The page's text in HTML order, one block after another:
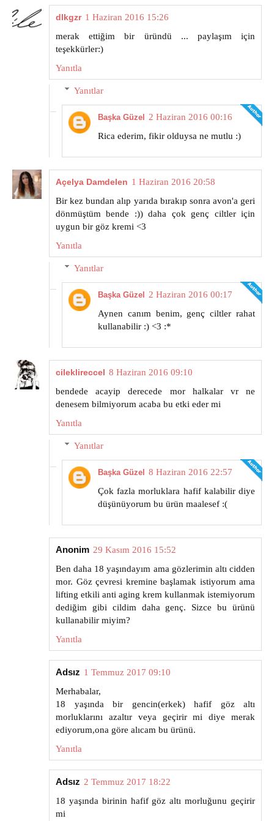
dlkgzr 1 Haziran 2016 15:26
merak ettiğim bir üründü ... paylaşım için
teşekkürler:)
Yanıtla
Yanıtlar
Başka Güzel 2 Haziran 2016 00:16
Rica ederim, fikir olduysa ne mutlu :)
Açelya Damdelen 1 Haziran 2016 20:58
Bir kez bundan alıp yarıda bırakıp sonra avon'a geri
dönmüştüm bende :)) daha çok genç ciltler için
uygun bir göz kremi <3
Yanıtla
Yanıtlar
Başka Güzel 2 Haziran 2016 00:17
Aynen canım benim, genç ciltler rahat
kullanabilir :) <3 :*
cileklireccel 8 Haziran 2016 09:10
bendede acayip derecede mor halkalar vr ne
denesem bilmiyorum acaba bu etki eder mi
Yanıtla
Yanıtlar
Başka Güzel 8 Haziran 2016 22:57
Çok fazla morluklara hafif kalabilir diye
düşünüyorum bu ürün maalesef :(
Anonim 29 Kasım 2016 15:52
Ben daha 18 yaşındayım ama gözlerimin altı cidden
mor. Göz çevresi kremine başlamak istiyorum ama
lifting etkili anti aging krem kullanmak istemiyorum
dediğim gibi cildim daha genç. Sizce bu ürünü
kullanabilir miyim?
Yanıtla
Adsız 1 Temmuz 2017 09:10
Merhabalar,
18 yaşında bir gencin(erkek) hafif göz altı
morluklarını azaltır veya geçirir mi diye merak
ediyorum,ona göre alıcam bu ürünü.
Yanıtla
Adsız 2 Temmuz 2017 18:22
18 yaşında birinin hafif göz altı morluğunu geçirir
mi